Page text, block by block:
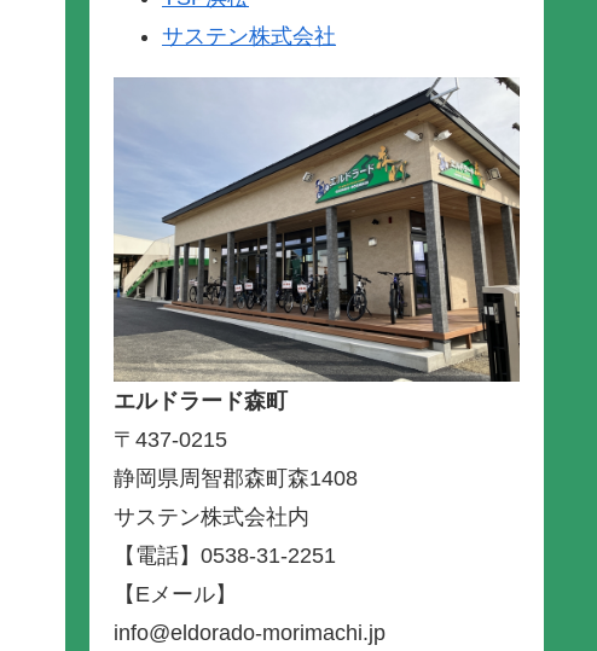
サステン株式会社
エルドラード森町
〒437-0215
静岡県周智郡森町森1408
サステン株式会社内
【電話】0538-31-2251
【Eメール】
info@eldorado-morimachi.jp